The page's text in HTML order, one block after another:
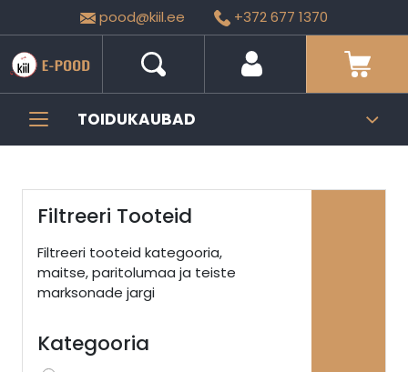
pood@kiil.ee +372 677 1370
TOIDUKAUBAD
Filtreeri Tooteid
Filtreeri tooteid kategooria,
maitse, paritolumaa ja teiste
marksonade jargi
Kategooria